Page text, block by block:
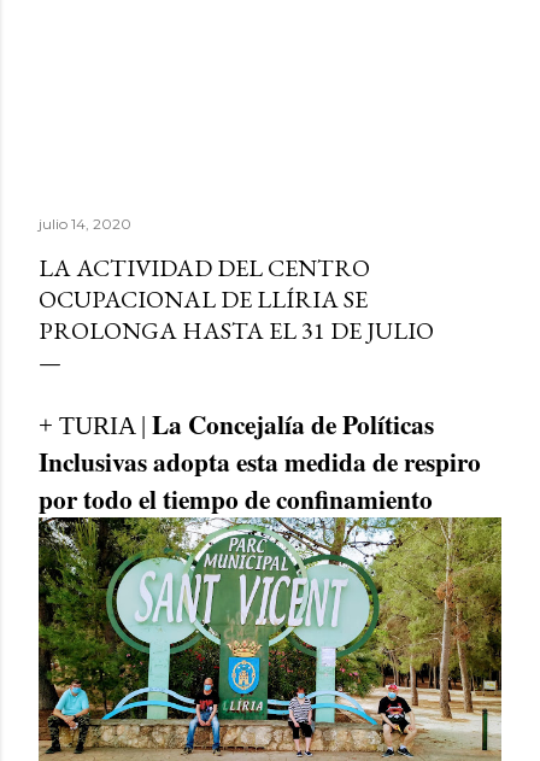
julio 14, 2020
LA ACTIVIDAD DEL CENTRO
OCUPACIONAL DE LLÍRIA SE
PROLONGA HASTA EL 31 DE JULIO
+ TURIA | La Concejalía de Políticas
Inclusivas adopta esta medida de respiro
por todo el tiempo de confinamiento